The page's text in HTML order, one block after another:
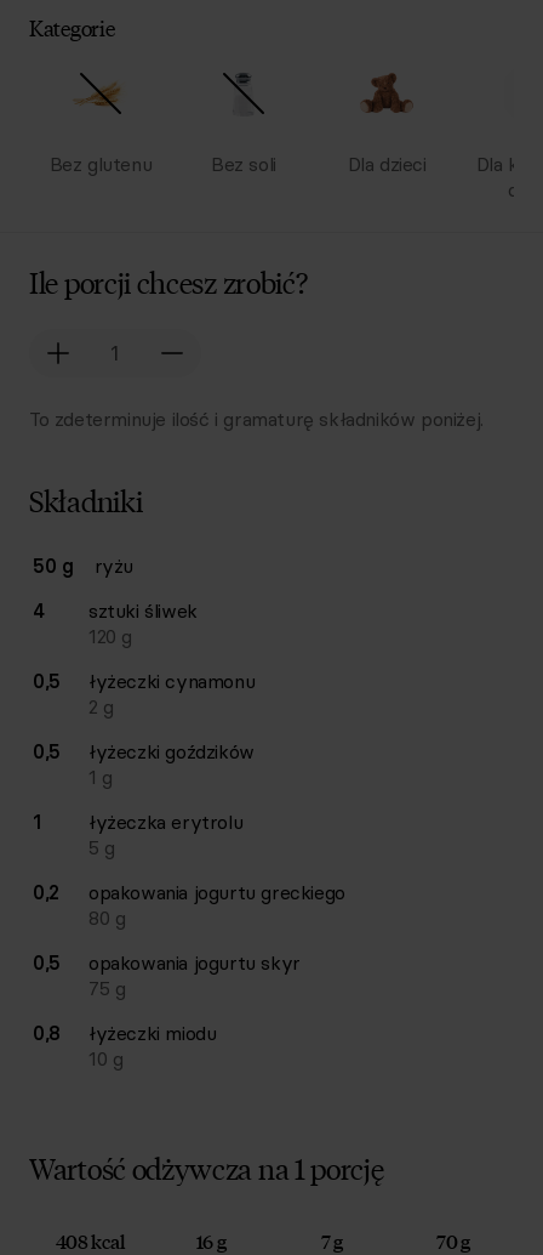
Kategorie
Bez glutenu Bez soli Dla dzieci
Dla
Ile porcji chcesz zrobić?
To zdeterminuje ilość i gramaturę składników poniżej.
Składniki
Lista składników przepisu z ilościami i wagami
Ilość Składnik
50 g
ryżu
4
sztuki śliwek
120 g
0,5
łyżeczki cynamonu
2 g
0,5
łyżeczki goździków
1 g
1
łyżeczka erytrolu
5 g
0,2
opakowania jogurtu greckiego
80 g
0,5
opakowania jogurtu skyr
75 g
0,8
łyżeczki miodu
10 g
Wartość odżywcza na 1 porcję
408 kcal 16 g 7 g 70 g